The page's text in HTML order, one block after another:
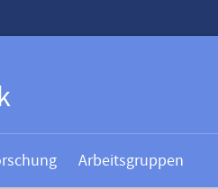
Arbeitsgruppen